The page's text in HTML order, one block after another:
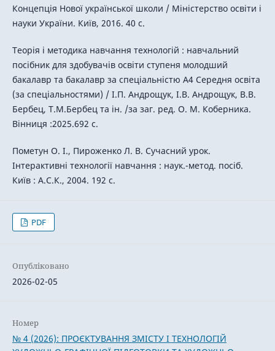
Концепція Нової української школи / Міністерство освіти і
науки України. Київ, 2016. 40 с.
Теорія і методика навчання технологій : навчальний
посібник для здобувачів освіти ступеня молодший
бакалавр та бакалавр за спеціальністю А4 Середня освіта
(за спеціальностями) / І.П. Андрощук, І.В. Андрощук, В.В.
Бербец, Т.М.Бербец та ін. /за заг. ред. О. М. Коберника.
Вінниця :2025.692 с.
Пометун О. І., Пироженко Л. В. Сучасний урок.
Інтерактивні технології навчання : наук.-метод. посіб.
Київ : А.С.К., 2004. 192 с.
PDF
Опубліковано
2026-02-05
Номер
№ 4 (2026): ПРОЄКТУВАННЯ ЗМІСТУ І ТЕХНОЛОГІЙ